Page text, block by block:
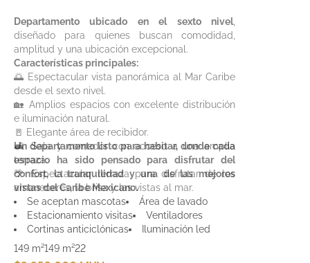
Departamento ubicado en el sexto nivel,
diseñado para quienes buscan comodidad,
amplitud y una ubicación excepcional.
Características principales:
🌅 Espectacular vista panorámica al Mar Caribe
desde el sexto nivel.
🏡 Amplios espacios con excelente distribución
e iluminación natural.
🚪 Elegante área de recibidor.
🛋️ Sala y comedor con acceso a una amplia
terraza.
🌴 Espectacular terraza para disfrutar de los
amaneceres, la brisa y las vistas al mar.
🍽️ Cocina completamente remodelada, con
excelente distribución y amplios espacios de
almacenamiento.
🚿 Baño completo para visitas.
Un departamento listo para habitar, donde cada
espacio ha sido pensado para disfrutar del
confort, la tranquilidad y una de las mejores
vistas del Caribe Mexicano.
Se aceptan mascotas
Área de lavado
Estacionamiento visitas
Ventiladores
Cortinas anticiclónicas
Iluminación led
149 m²149 m²22